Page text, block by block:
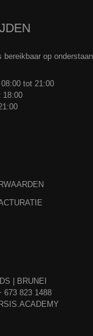
op
tot 21:00
18:00
| BRUNEI
673 823 1488